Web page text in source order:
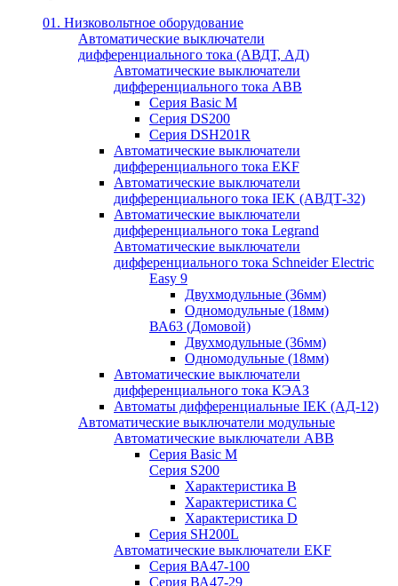
01. Низковольтное оборудование
Автоматические выключатели
дифференциального тока (АВДТ, АД)
Автоматические выключатели
дифференциального тока ABB
Серия Basic M
Серия DS200
Серия DSH201R
Автоматические выключатели
дифференциального тока EKF
Автоматические выключатели
дифференциального тока IEK (АВДТ-32)
Автоматические выключатели
дифференциального тока Legrand
Автоматические выключатели
дифференциального тока Schneider Electric
Easy 9
Двухмодульные (36мм)
Одномодульные (18мм)
ВА63 (Домовой)
Двухмодульные (36мм)
Одномодульные (18мм)
Автоматические выключатели
дифференциального тока КЭАЗ
Автоматы дифференциальные IEK (АД-12)
Автоматические выключатели модульные
Автоматические выключатели ABB
Серия Basic M
Серия S200
Характеристика B
Характеристика C
Характеристика D
Серия SH200L
Автоматические выключатели EKF
Серия ВА47-100
Серия ВА47-29